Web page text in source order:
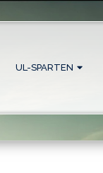
UL-SPARTEN